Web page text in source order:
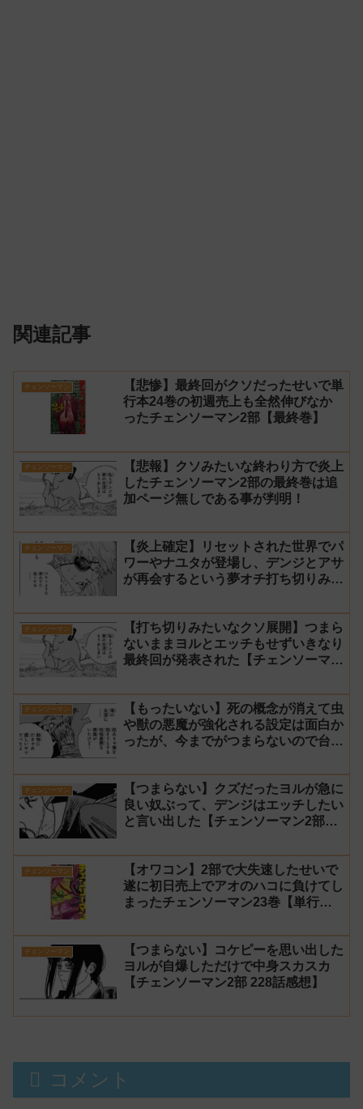
関連記事
チェンソーマン
【悲惨】最終回がクソだったせいで単
行本24巻の初週売上も全然伸びなか
ったチェンソーマン2部【最終巻】
チェンソーマン
【悲報】クソみたいな終わり方で炎上
したチェンソーマン2部の最終巻は追
加ページ無しである事が判明！
チェンソーマン
【炎上確定】リセットされた世界でパ
ワーやナユタが登場し、デンジとアサ
が再会するという夢オチ打ち切りみた
終回 感想】
チェンソーマン
【打ち切りみたいなクソ展開】つまら
ないままヨルとエッチもせずいきなり
最終回が発表された【チェンソーマン
チェンソーマン
【もったいない】死の概念が消えて虫
や獣の悪魔が強化される設定は面白か
ったが、今までがつまらないので台無
チェンソーマン
【つまらない】クズだったヨルが急に
良い奴ぶって、デンジはエッチしたい
と言い出した【チェンソーマン2部
チェンソーマン
【オワコン】2部で大失速したせいで
遂に初日売上でアオのハコに負けてし
まったチェンソーマン23巻【単行
チェンソーマン
【つまらない】コケピーを思い出した
ヨルが自爆しただけで中身スカスカ
【チェンソーマン2部 228話感想】
コメント